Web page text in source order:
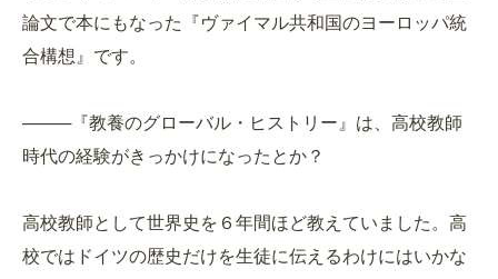
論文で本にもなった『ヴァイマル共和国のヨーロッパ統
合構想』です。
────『教養のグローバル・ヒストリー』は、高校教師
時代の経験がきっかけになったとか？
高校教師として世界史を６年間ほど教えていました。高
校ではドイツの歴史だけを生徒に伝えるわけにはいかな